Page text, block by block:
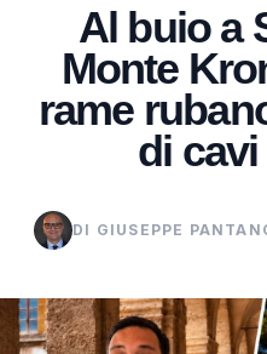
Al buio a
Monte
rame
di
DI GIUSEPPE